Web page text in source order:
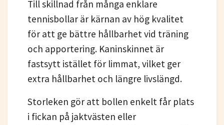
Till skillnad från många enklare
tennisbollar är kärnan av hög kvalitet
för att ge bättre hållbarhet vid träning
och apportering. Kaninskinnet är
fastsytt istället för limmat, vilket ger
extra hållbarhet och längre livslängd.
Storleken gör att bollen enkelt får plats
i fickan på jaktvästen eller